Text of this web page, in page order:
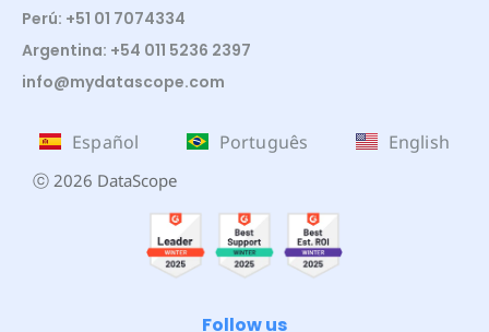
Perú: +51 01 7074334
Argentina: +54 011 5236 2397
info@mydatascope.com
Español Português English
ⓒ 2026 DataScope
Follow us